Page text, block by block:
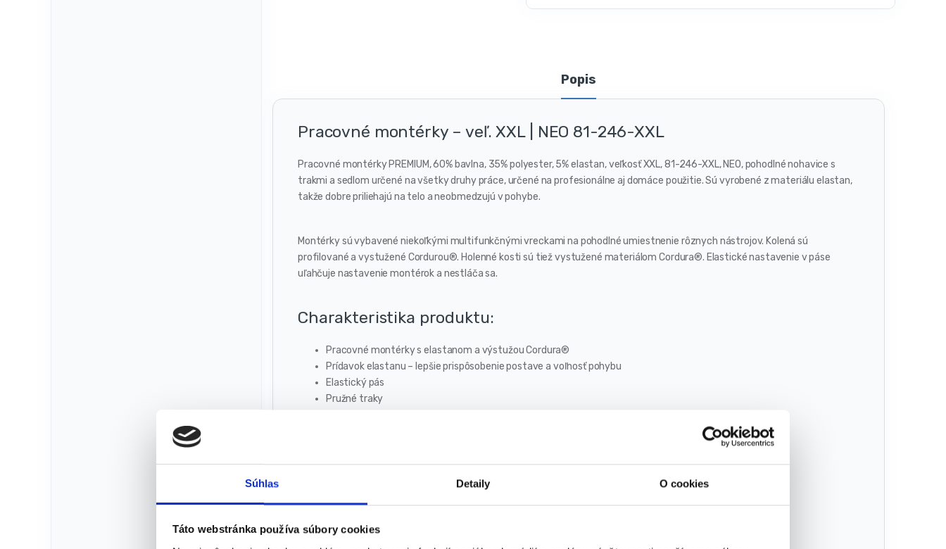
Súhlas Detaily O cookies
Táto webstránka používa súbory cookies
Popis
Pracovné montérky – veľ. XXL | NEO 81-246-XXL
Pracovné montérky PREMIUM, 60% bavlna, 35% polyester, 5% elastan, veľkosť XXL, 81-246-XXL, NEO, pohodlné nohavice s
trakmi a sedlom určené na všetky druhy práce, určené na profesionálne aj domáce použitie. Sú vyrobené z materiálu elastan,
takže dobre priliehajú na telo a neobmedzujú v pohybe.
Montérky sú vybavené niekoľkými multifunkčnými vreckami na pohodlné umiestnenie rôznych nástrojov. Kolená sú
profilované a vystužené Cordurou®. Holenné kosti sú tiež vystužené materiálom Cordura®. Elastické nastavenie v páse
uľahčuje nastavenie montérok a nestláča sa.
Charakteristika produktu:
Pracovné montérky s elastanom a výstužou Cordura®
Prídavok elastanu – lepšie prispôsobenie postave a voľnosť pohybu
Elastický pás
Pružné traky
Menovka
Držiak na občiansky preukaz – možno schovať do vrecka
Rozmery: